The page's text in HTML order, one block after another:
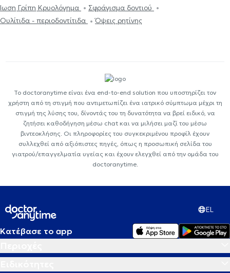
Ίωση Γρίπη Κρυολόγημα
Σφράγισμα δοντιού
Ουλίτιδα - περιοδοντίτιδα
Όψεις ρητίνης
Το doctoranytime είναι ένα end-to-end solution που υποστηρίζει τον
χρήστη από τη στιγμή που αντιμετωπίζει ένα ιατρικό σύμπτωμα μέχρι τη
στιγμή της λύσης του, δίνοντάς του τη δυνατότητα να βρεί ειδικό, να
ζητήσει καθοδήγηση μέσω chat και να μιλήσει μαζί του μέσω
βιντεοκλήσης. Οι πληροφορίες του συγκεκριμένου προφίλ έχουν
συλλεχθεί από αξιόπιστες πηγές, όπως η προσωπική σελίδα του
γιατρού/επαγγελματία υγείας και έχουν ελεγχθεί από την ομάδα του
doctoranytime.
EL
Κατέβασε το app